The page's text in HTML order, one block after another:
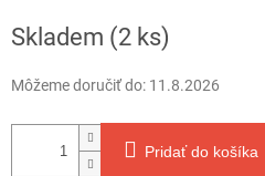
cena:
Skladem (2 ks)
Môžeme doručiť do: 11.8.2026
Pridať do košíka